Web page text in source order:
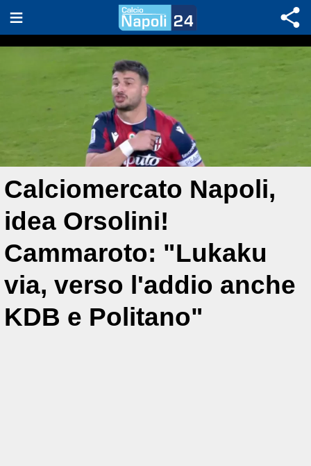
Calciomercato Napoli,
idea Orsolini!
Cammaroto: "Lukaku
via, verso l'addio anche
KDB e Politano"